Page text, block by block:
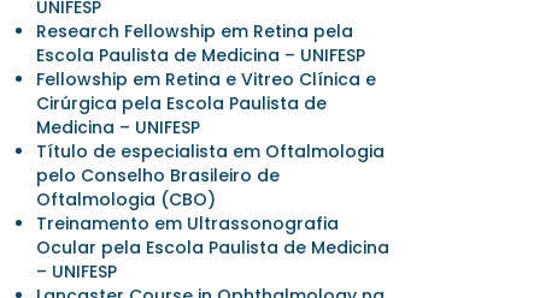
UNIFESP
Research Fellowship em Retina pela
Escola Paulista de Medicina – UNIFESP
Fellowship em Retina e Vitreo Clínica e
Cirúrgica pela Escola Paulista de
Medicina – UNIFESP
Título de especialista em Oftalmologia
pelo Conselho Brasileiro de
Oftalmologia (CBO)
Treinamento em Ultrassonografia
Ocular pela Escola Paulista de Medicina
– UNIFESP